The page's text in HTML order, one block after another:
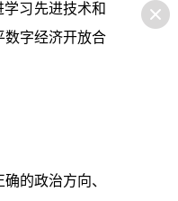
学习先进技术和
数字经济开放合
的政治方向、